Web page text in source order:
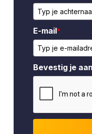
E-mail*
Bevestig je